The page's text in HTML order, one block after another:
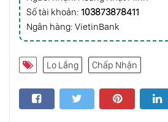
Làm Sao Để Giữ
Giận Hay Phiền
Thể Hay Không
Số tài khoản: 103873878411
Ngân hàng: VietinBank
Lo Lắng Chấp Nhận